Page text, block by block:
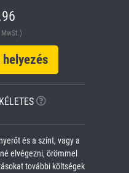
és a színt, vagy a
elvégezni, örömmel
további költségek